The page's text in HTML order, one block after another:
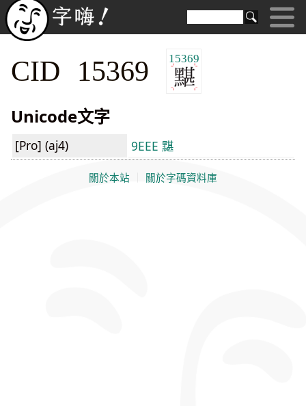
CID 15369 15369
Unicode文字
[Pro] (aj4) 9EEE 黮
關於本站 關於字碼資料庫